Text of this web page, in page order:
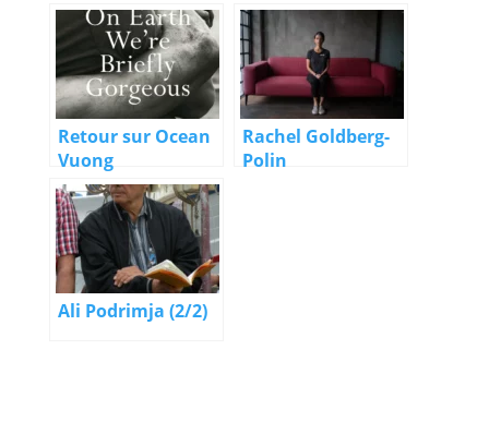
Retour sur Ocean
Vuong
Rachel Goldberg-
Polin
Ali Podrimja (2/2)